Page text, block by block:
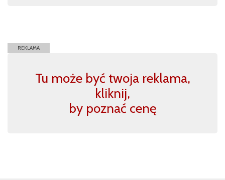
REKLAMA
Tu może być twoja reklama,
kliknij,
by poznać cenę